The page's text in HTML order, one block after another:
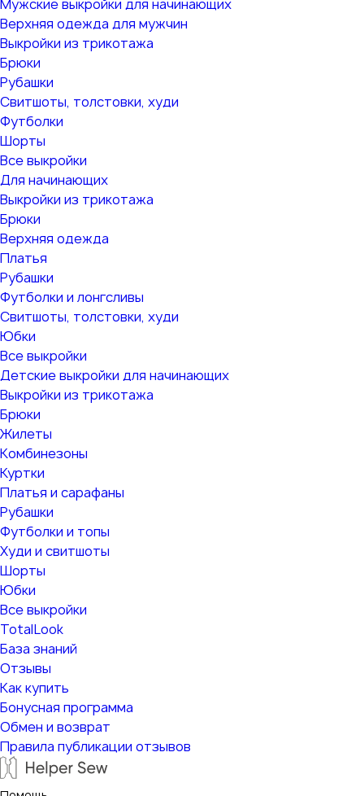
Мужские выкройки для начинающих
Верхняя одежда для мужчин
Выкройки из трикотажа
Брюки
Рубашки
Свитшоты, толстовки, худи
Футболки
Шорты
Все выкройки
Для начинающих
Выкройки из трикотажа
Брюки
Верхняя одежда
Платья
Рубашки
Футболки и лонгсливы
Свитшоты, толстовки, худи
Юбки
Все выкройки
Детские выкройки для начинающих
Выкройки из трикотажа
Брюки
Жилеты
Комбинезоны
Куртки
Платья и сарафаны
Рубашки
Футболки и топы
Худи и свитшоты
Шорты
Юбки
Все выкройки
TotalLook
База знаний
Отзывы
Как купить
Бонусная программа
Обмен и возврат
Правила публикации отзывов